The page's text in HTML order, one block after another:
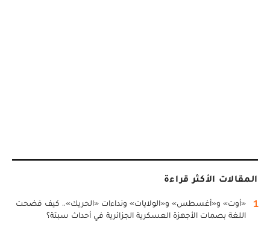
المقالات الأكثر قراءة
1
«أوت» و«أغسطس» و«الولايات» ونداءات «الحريك».. كيف فضحت
اللغة بصمات الأجهزة العسكرية الجزائرية في أحداث سبتة؟